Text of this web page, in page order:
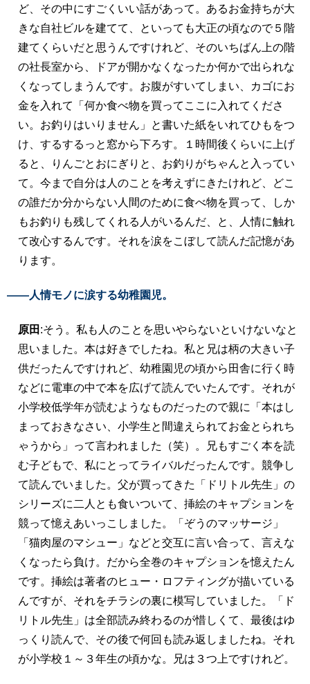
ど、その中にすごくいい話があって。あるお金持ちが大
きな自社ビルを建てて、といっても大正の頃なので５階
建てくらいだと思うんですけれど、そのいちばん上の階
の社長室から、ドアが開かなくなったか何かで出られな
くなってしまうんです。お腹がすいてしまい、カゴにお
金を入れて「何か食べ物を買ってここに入れてくださ
い。お釣りはいりません」と書いた紙をいれてひもをつ
け、するするっと窓から下ろす。１時間後くらいに上げ
ると、りんごとおにぎりと、お釣りがちゃんと入ってい
て。今まで自分は人のことを考えずにきたけれど、どこ
の誰だか分からない人間のために食べ物を買って、しか
もお釣りも残してくれる人がいるんだ、と、人情に触れ
て改心するんです。それを涙をこぼして読んだ記憶があ
ります。
――人情モノに涙する幼稚園児。
原田 :そう。私も人のことを思いやらないといけないなと
思いました。本は好きでしたね。私と兄は柄の大きい子
供だったんですけれど、幼稚園児の頃から田舎に行く時
などに電車の中で本を広げて読んでいたんです。それが
小学校低学年が読むようなものだったので親に「本はし
まっておきなさい、小学生と間違えられてお金とられち
ゃうから」って言われました（笑）。兄もすごく本を読
む子どもで、私にとってライバルだったんです。競争し
て読んでいました。父が買ってきた「ドリトル先生」の
シリーズに二人とも食いついて、挿絵のキャプションを
競って憶えあいっこしました。「ぞうのマッサージ」
「猫肉屋のマシュー」などと交互に言い合って、言えな
くなったら負け。だから全巻のキャプションを憶えたん
です。挿絵は著者のヒュー・ロフティングが描いている
んですが、それをチラシの裏に模写していました。「ド
リトル先生」は全部読み終わるのが惜しくて、最後はゆ
っくり読んで、その後で何回も読み返しましたね。それ
が小学校１～３年生の頃かな。兄は３つ上ですけれど。